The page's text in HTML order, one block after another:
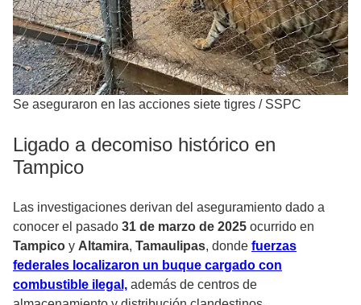
Se aseguraron en las acciones siete tigres / SSPC
Ligado a decomiso histórico en
Tampico
Las investigaciones derivan del aseguramiento dado a
conocer el pasado 31 de marzo de 2025 ocurrido en
Tampico y Altamira, Tamaulipas, donde fuerzas
federales localizaron un buque cargado con
combustible ilegal, además de centros de